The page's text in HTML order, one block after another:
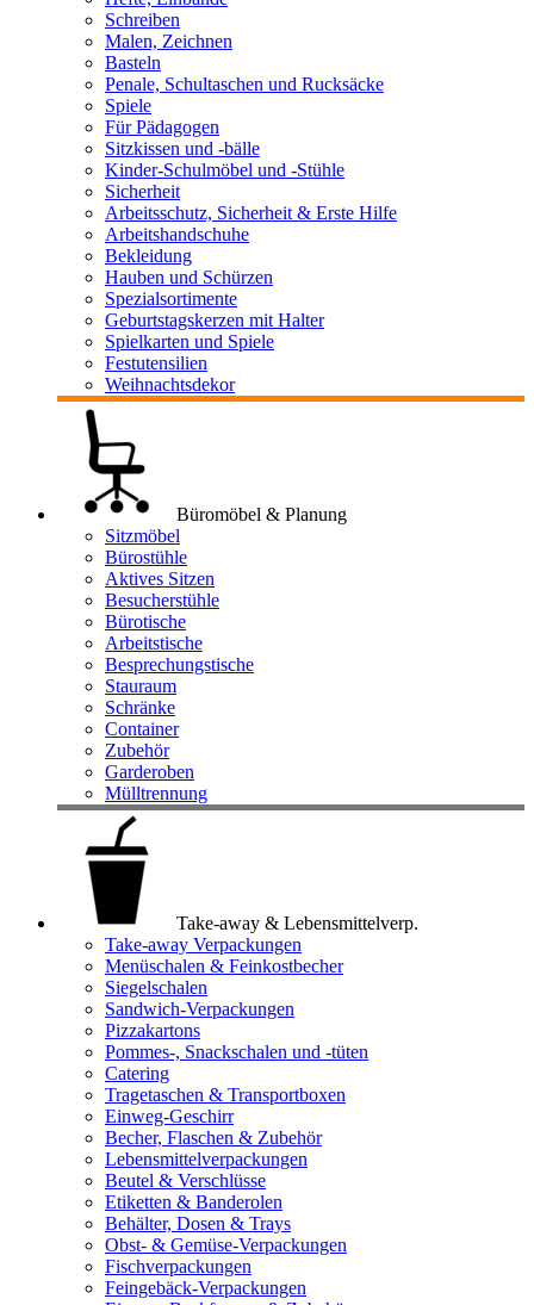
Schreiben
Malen, Zeichnen
Basteln
Penale, Schultaschen und Rucksäcke
Spiele
Für Pädagogen
Sitzkissen und -bälle
Kinder-Schulmöbel und -Stühle
Sicherheit
Arbeitsschutz, Sicherheit & Erste Hilfe
Arbeitshandschuhe
Bekleidung
Hauben und Schürzen
Spezialsortimente
Geburtstagskerzen mit Halter
Spielkarten und Spiele
Festutensilien
Weihnachtsdekor
Büromöbel & Planung
Sitzmöbel
Bürostühle
Aktives Sitzen
Besucherstühle
Bürotische
Arbeitstische
Besprechungstische
Stauraum
Schränke
Container
Zubehör
Garderoben
Mülltrennung
Take-away & Lebensmittelverp.
Take-away Verpackungen
Menüschalen & Feinkostbecher
Siegelschalen
Sandwich-Verpackungen
Pizzakartons
Pommes-, Snackschalen und -tüten
Catering
Tragetaschen & Transportboxen
Einweg-Geschirr
Becher, Flaschen & Zubehör
Lebensmittelverpackungen
Beutel & Verschlüsse
Etiketten & Banderolen
Behälter, Dosen & Trays
Obst- & Gemüse-Verpackungen
Fischverpackungen
Feingebäck-Verpackungen